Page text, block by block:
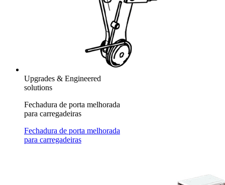
Upgrades & Engineered
solutions
Fechadura de porta melhorada
para carregadeiras
Fechadura de porta melhorada
para carregadeiras